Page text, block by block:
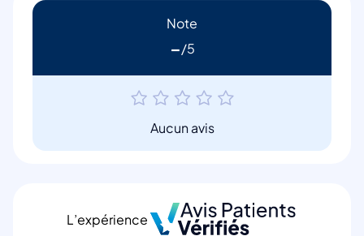
Note
-
Aucun avis
L’expérience